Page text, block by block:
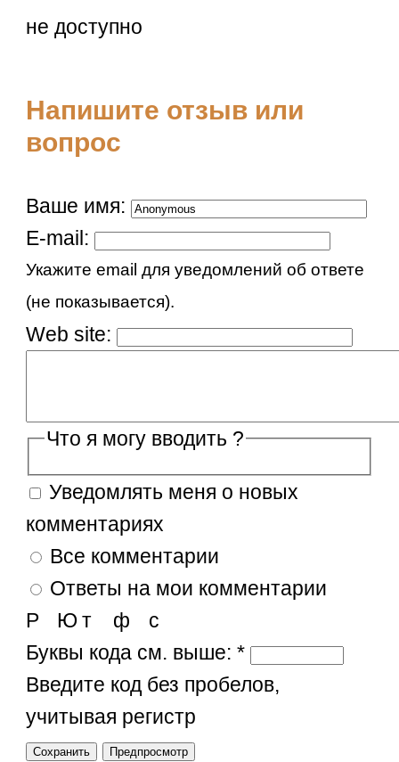
не доступно
Напишите отзыв или
вопрос
Ваше имя:
E-mail:
Укажите email для уведомлений об ответе
(не показывается).
Web site:
Что я могу вводить ?
Уведомлять меня о новых
комментариях
Все комментарии
Ответы на мои комментарии
с
Ю ф
т
Р
Буквы кода см. выше:*
Введите код без пробелов,
учитывая регистр